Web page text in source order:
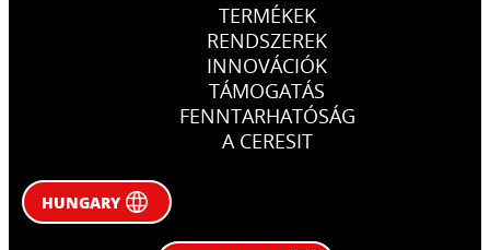
TERMÉKEK
RENDSZEREK
INNOVÁCIÓK
TÁMOGATÁS
FENNTARHATÓSÁG
A CERESIT
HUNGARY